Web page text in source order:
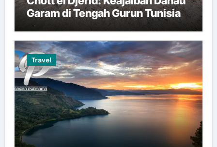
Garam di Tengah Gurun Tunisia
Travel